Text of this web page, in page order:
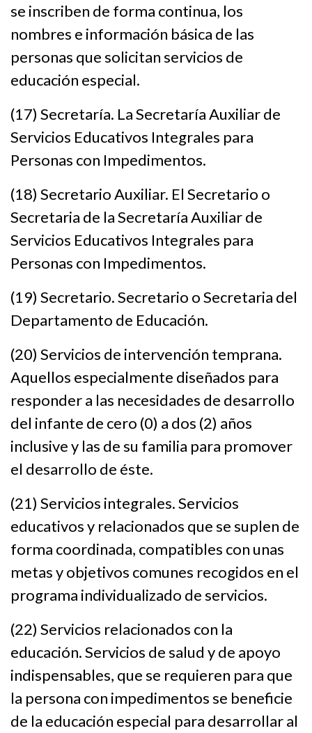
se inscriben de forma continua, los
nombres e información básica de las
personas que solicitan servicios de
educación especial.
(17) Secretaría. La Secretaría Auxiliar de
Servicios Educativos Integrales para
Personas con Impedimentos.
(18) Secretario Auxiliar. El Secretario o
Secretaria de la Secretaría Auxiliar de
Servicios Educativos Integrales para
Personas con Impedimentos.
(19) Secretario. Secretario o Secretaria del
Departamento de Educación.
(20) Servicios de intervención temprana.
Aquellos especialmente diseñados para
responder a las necesidades de desarrollo
del infante de cero (0) a dos (2) años
inclusive y las de su familia para promover
el desarrollo de éste.
(21) Servicios integrales. Servicios
educativos y relacionados que se suplen de
forma coordinada, compatibles con unas
metas y objetivos comunes recogidos en el
programa individualizado de servicios.
(22) Servicios relacionados con la
educación. Servicios de salud y de apoyo
indispensables, que se requieren para que
la persona con impedimentos se beneficie
de la educación especial para desarrollar al